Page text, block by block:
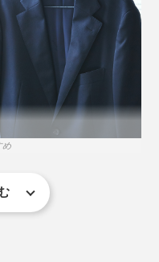
チタン・リン酸チタン
め